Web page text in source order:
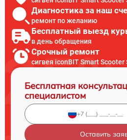
Диагностика за наш
ремонт по желанию
Бесплатный выезд
в день обращения
Срочный ремонт
сигвея iconBIT Smart Scooter
Бесплатная
специалистом
Оставить